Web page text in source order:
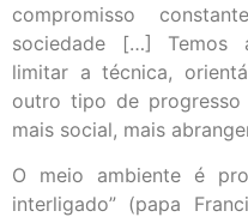
compromisso
sociedade […] Temos
limitar a técnica,
outro tipo de progresso
mais social, mais
O meio ambiente é
interligado” (papa